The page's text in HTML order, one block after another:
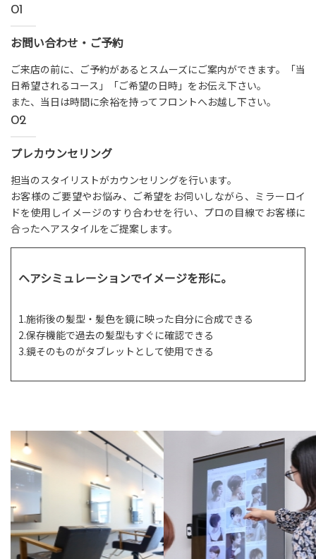
01
お問い合わせ・ご予約
ご来店の前に、ご予約があるとスムーズにご案内ができます。「当
日希望されるコース」「ご希望の日時」をお伝え下さい。
また、当日は時間に余裕を持ってフロントへお越し下さい。
02
プレカウンセリング
担当のスタイリストがカウンセリングを行います。
お客様のご要望やお悩み、ご希望をお伺いしながら、ミラーロイ
ドを使用しイメージのすり合わせを行い、プロの目線でお客様に
合ったヘアスタイルをご提案します。
ヘアシミュレーションでイメージを形に。
1.施術後の髪型・髪色を鏡に映った自分に合成できる
2.保存機能で過去の髪型もすぐに確認できる
3.鏡そのものがタブレットとして使用できる